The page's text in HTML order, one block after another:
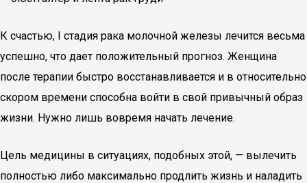
К счастью, I стадия рака молочной железы лечится весьма
успешно, что дает положительный прогноз. Женщина
после терапии быстро восстанавливается и в относительно
скором времени способна войти в свой привычный образ
жизни. Нужно лишь вовремя начать лечение.
Цель медицины в ситуациях, подобных этой, — вылечить
полностью либо максимально продлить жизнь и наладить